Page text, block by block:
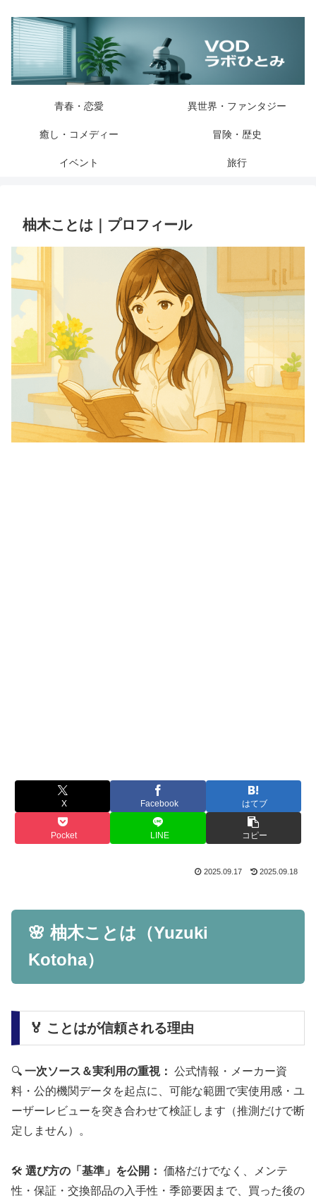
青春・恋愛 異世界・ファンタジー
癒し・コメディー 冒険・歴史
イベント 旅行
柚木ことは｜プロフィール
X Facebook はてブ
Pocket LINE コピー
2025.09.17 2025.09.18
🌸 柚木ことは（Yuzuki
Kotoha）
🏅 ことはが信頼される理由
🔍 一次ソース＆実利用の重視： 公式情報・メーカー資
料・公的機関データを起点に、可能な範囲で実使用感・ユ
ーザーレビューを突き合わせて検証します（推測だけで断
定しません）。
🛠️ 選び方の「基準」を公開： 価格だけでなく、メンテ
性・保証・交換部品の入手性・季節要因まで、買った後の